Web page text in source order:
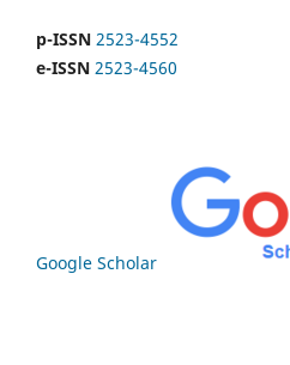
p-ISSN 2523-4552
e-ISSN 2523-4560
Google Scholar